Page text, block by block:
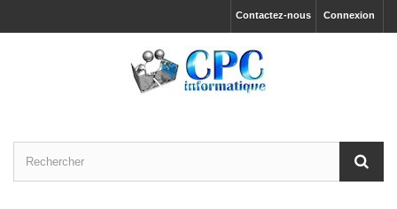
Connexion
Contactez-nous